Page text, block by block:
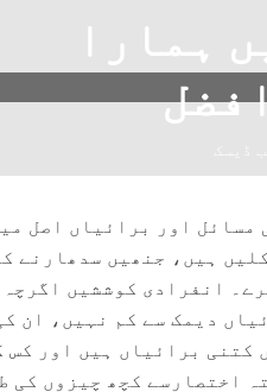
ہمارا
مسائل اور برائیاں اصل
ہیں، جنھیں سدھارنے
انفرادی کوششیں
دیمک سے کم نہیں، ان
کتنی برائیاں ہیں اور کس
اختصارسے کچھ چیزوں کی